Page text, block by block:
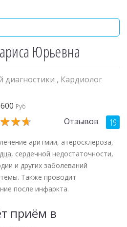
Юрьевна
диагностики , Кардиолог
Руб
★★★
★★★ Отзывов 19
аритмии, атеросклероза,
сердечной недостаточности,
и других заболеваний
Также проводит
после инфаркта.
приём в